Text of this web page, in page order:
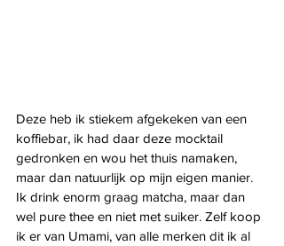
Deze heb ik stiekem afgekeken van een
koffiebar, ik had daar deze mocktail
gedronken en wou het thuis namaken,
maar dan natuurlijk op mijn eigen manier.
Ik drink enorm graag matcha, maar dan
wel pure thee en niet met suiker. Zelf koop
ik er van Umami, van alle merken dit ik al